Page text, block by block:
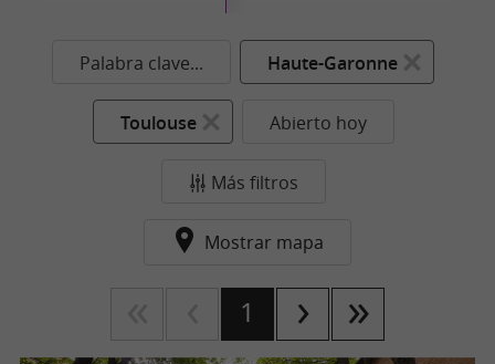
Palabra clave... Haute-Garonne
Toulouse Abierto hoy
Más filtros
Mostrar mapa
1